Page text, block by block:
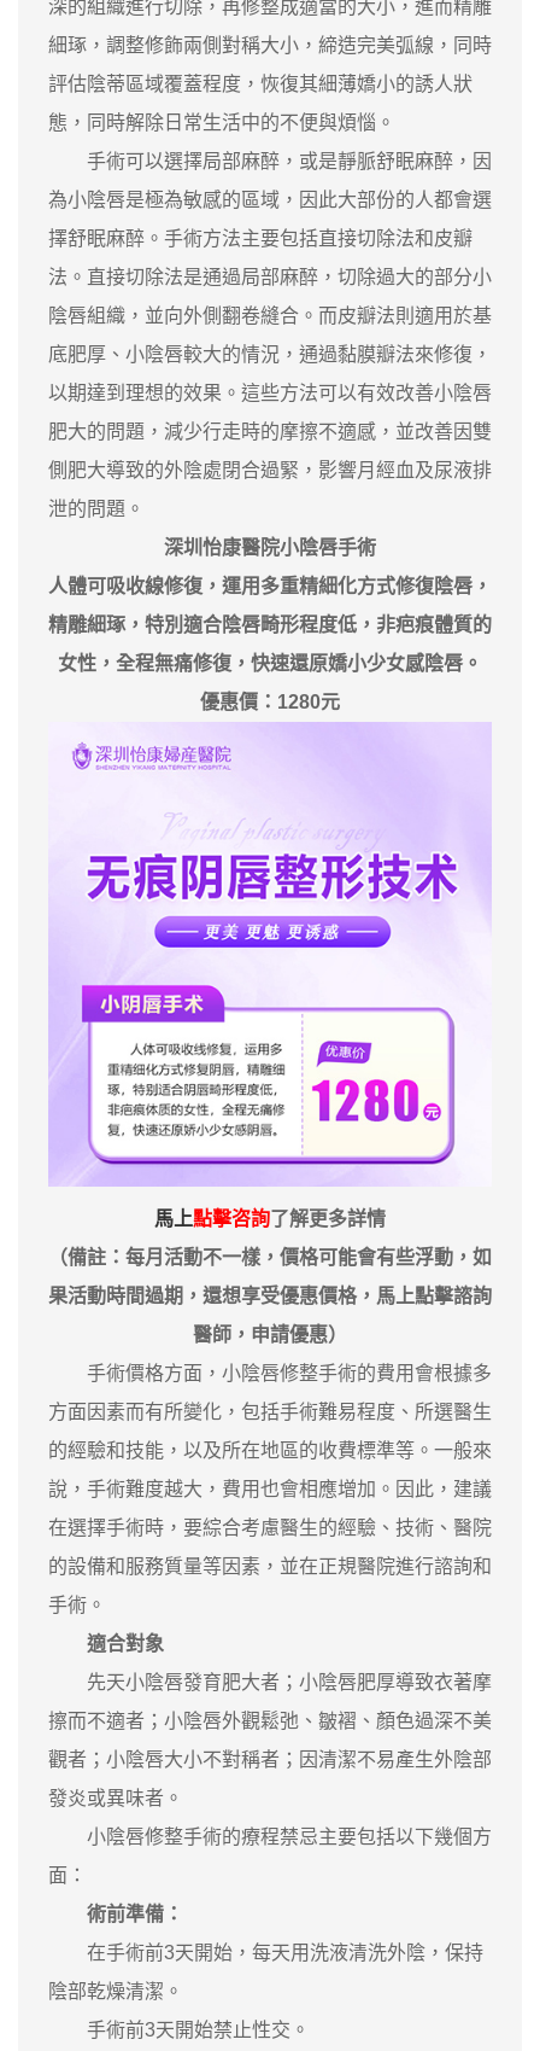
深的組織進行切除，再修整成適當的大小，進而精雕
細琢，調整修飾兩側對稱大小，締造完美弧線，同時
評估陰蒂區域覆蓋程度，恢復其細薄嬌小的誘人狀
態，同時解除日常生活中的不便與煩惱。
手術可以選擇局部麻醉，或是靜脈舒眠麻醉，因
為小陰唇是極為敏感的區域，因此大部份的人都會選
擇舒眠麻醉。手術方法主要包括直接切除法和皮瓣
法。直接切除法是通過局部麻醉，切除過大的部分小
陰唇組織，並向外側翻卷縫合。而皮瓣法則適用於基
底肥厚、小陰唇較大的情況，通過黏膜瓣法來修復，
以期達到理想的效果。這些方法可以有效改善小陰唇
肥大的問題，減少行走時的摩擦不適感，並改善因雙
側肥大導致的外陰處閉合過緊，影響月經血及尿液排
泄的問題。
深圳怡康醫院小陰唇手術
人體可吸收線修復，運用多重精細化方式修復陰唇，
精雕細琢，特別適合陰唇畸形程度低，非疤痕體質的
女性，全程無痛修復，快速還原嬌小少女感陰唇。
優惠價：1280元
馬上點擊咨詢了解更多詳情
（備註：每月活動不一樣，價格可能會有些浮動，如
果活動時間過期，還想享受優惠價格，馬上點擊諮詢
醫師，申請優惠）
手術價格方面，小陰唇修整手術的費用會根據多
方面因素而有所變化，包括手術難易程度、所選醫生
的經驗和技能，以及所在地區的收費標準等。一般來
說，手術難度越大，費用也會相應增加。因此，建議
在選擇手術時，要綜合考慮醫生的經驗、技術、醫院
的設備和服務質量等因素，並在正規醫院進行諮詢和
手術。
適合對象
先天小陰唇發育肥大者；小陰唇肥厚導致衣著摩
擦而不適者；小陰唇外觀鬆弛、皺褶、顏色過深不美
觀者；小陰唇大小不對稱者；因清潔不易產生外陰部
發炎或異味者。
小陰唇修整手術的療程禁忌主要包括以下幾個方
面：
術前準備：
在手術前3天開始，每天用洗液清洗外陰，保持
陰部乾燥清潔。
手術前3天開始禁止性交。